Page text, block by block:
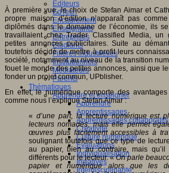
Editeurs
EdTech
Encadrement
Enseignants
Entreprises
Etudiants
Filières industrielles
Institutionnels
Médiateurs
Parents
Thématiques
Apprendre et enseigner
Apprendre
Apprentissages
Apprentissages collaboratifs
Créativité
Culture numérique
Evaluations
Individualisation
Initiatives
Interdisciplinarité
À première vue, le choix de Stefan Aimar et
propre maison d’édition n’apparaît pas
diplômés dans le domaine de l’économie, ils
travaillaient chez Trader Classified Media,
petites annonces publicitaires. Suite au
toutefois décidé de mettre à profit leurs
société, notamment au niveau de la transition
fouet le monde des petites annonces, ainsi que
fonder un projet commun, UPblisher.
En effet, le numérique comporte des
comme nous l’explique Stefan Aimar :
« d’une part, la lecture numérique est
lecteurs nomades, mais elle permet
œuvres plus facilement accessibles à
soulignant toutefois que ce type de
au papier, bien au contraire, mais
différents pour le lecteur. «On parle
papier et numérique alors que les